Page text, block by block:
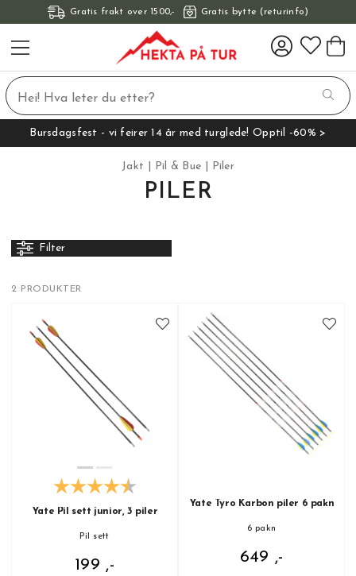
Gratis frakt over 1500,- Gratis bytte (returinfo)
Bursdagsfest - vi feirer 14 år med turglede! Opptil -60% >
Jakt Pil & Bue Piler
PILER
Filter
2 PRODUKTER
Yate Pil sett junior, 3 piler
Pil sett
199 ,-
Yate Tyro Karbon piler 6 pakn
6 pakn
649 ,-